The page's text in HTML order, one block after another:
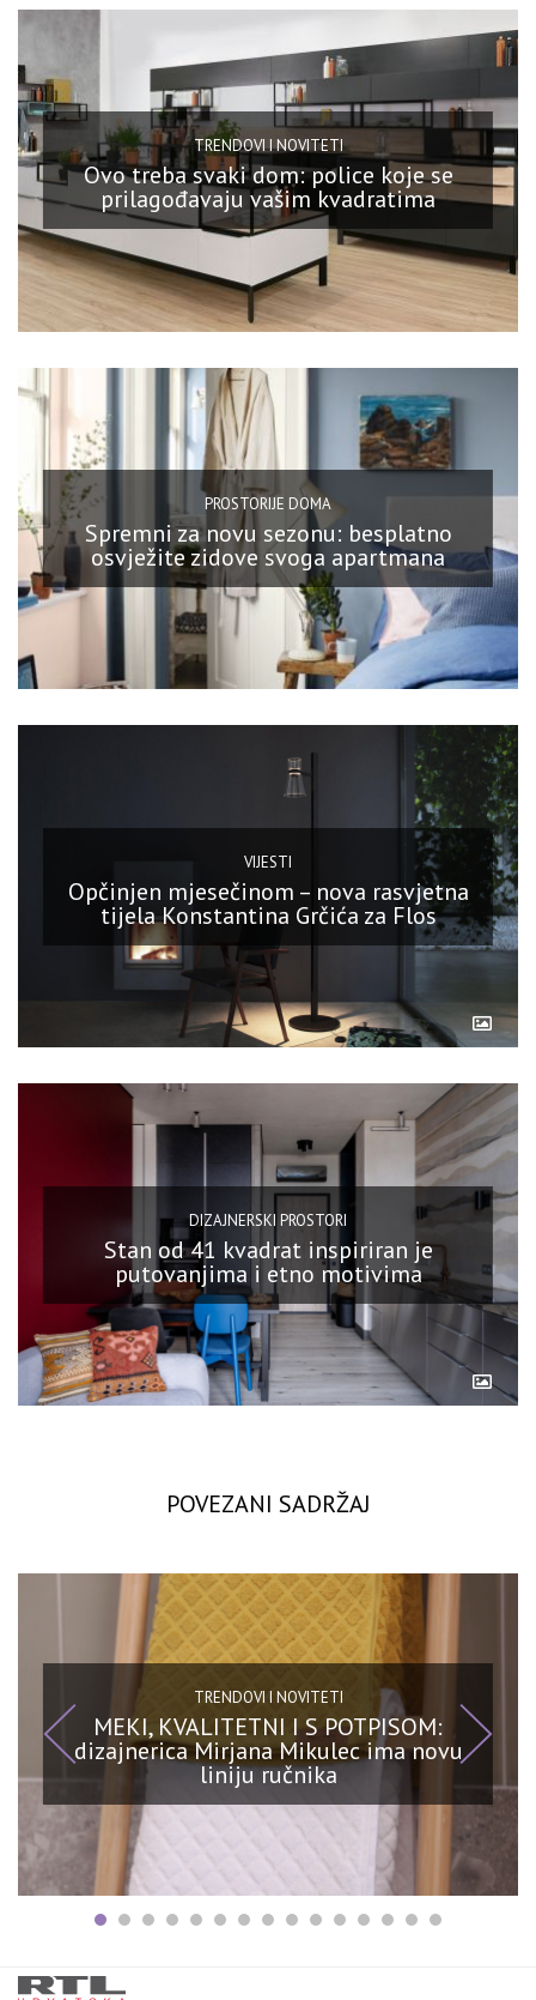
TRENDOVI I NOVITETI
Ovo treba svaki dom: police koje se
prilagođavaju vašim kvadratima
PROSTORIJE DOMA
Spremni za novu sezonu: besplatno
osvježite zidove svoga apartmana
VIJESTI
Opčinjen mjesečinom – nova rasvjetna
tijela Konstantina Grčića za Flos
DIZAJNERSKI PROSTORI
Stan od 41 kvadrat inspiriran je
putovanjima i etno motivima
POVEZANI SADRŽAJ
TRENDOVI I NOVITETI
MEKI, KVALITETNI I S POTPISOM:
dizajnerica Mirjana Mikulec ima novu
liniju ručnika